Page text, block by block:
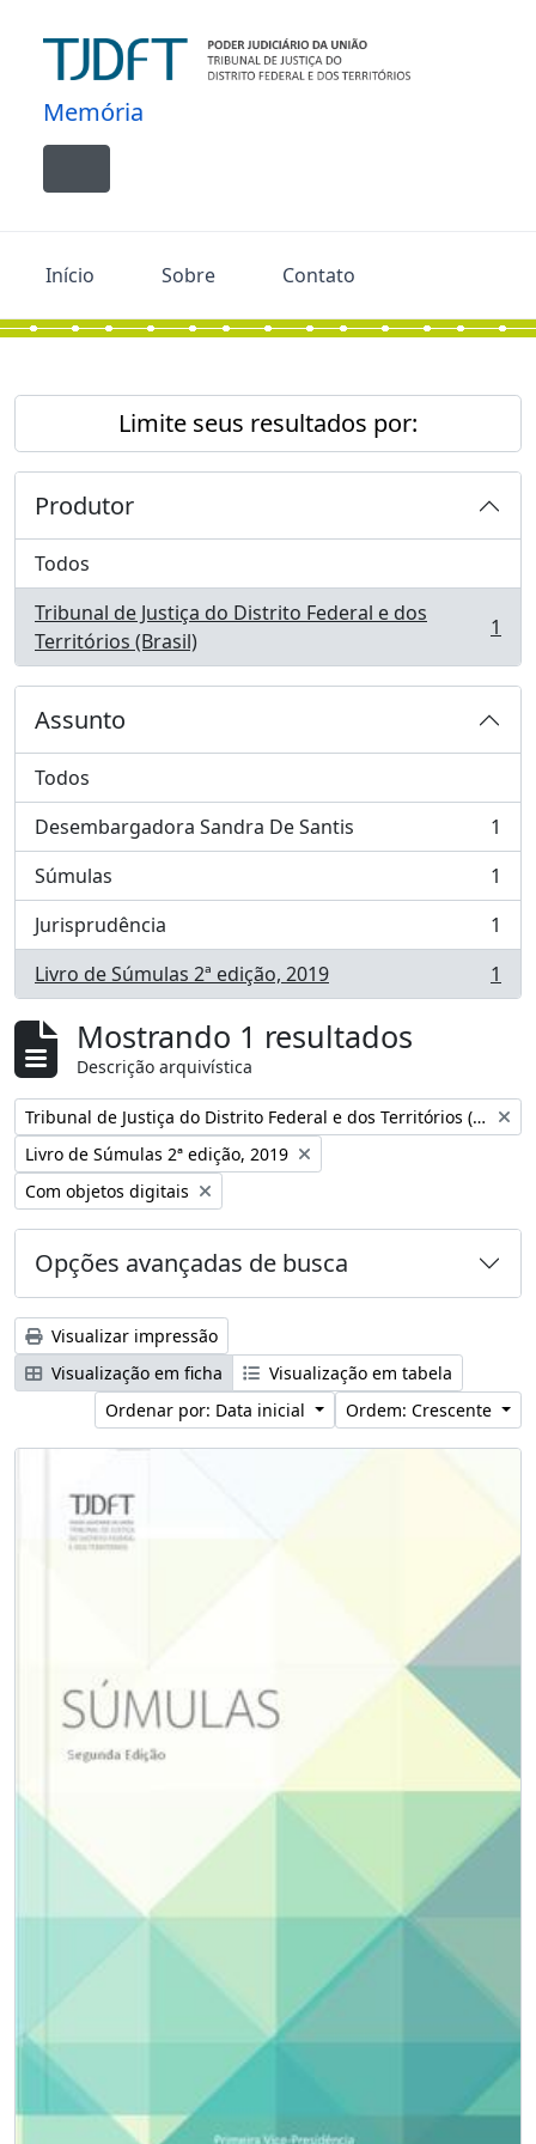
Memória
Toggle navigation
Início Sobre Contato
Limite seus resultados por:
Produtor
Todos
Tribunal de Justiça do Distrito Federal e dos
Territórios (Brasil)
, 1 resultados 1
Assunto
Todos
Desembargadora Sandra De Santis
, 1 resultados
1
Súmulas
, 1 resultados
1
Jurisprudência
, 1 resultados
1
Livro de Súmulas 2ª edição, 2019
, 1 resultados 1
Mostrando 1 resultados
Descrição arquivística
Remover filtro:
Tribunal de Justiça do Distrito Federal e dos Territórios (Brasil)
Remover filtro:
Livro de Súmulas 2ª edição, 2019
Remover filtro:
Com objetos digitais
Opções avançadas de busca
Visualizar impressão
Visualização em ficha
Visualização em tabela
Ordenar por: Data inicial
Ordem: Crescente